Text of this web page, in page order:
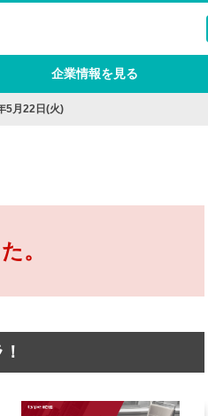
企業情報を見る
5月22日(火)
。